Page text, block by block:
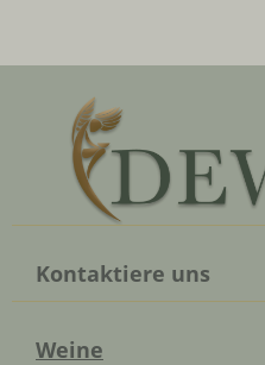
Kontaktiere uns
Weine